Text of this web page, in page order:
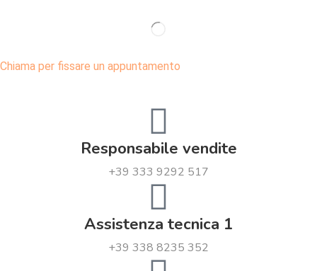
Chiama per fissare un appuntamento
Responsabile vendite
+39 333 9292 517
Assistenza tecnica 1
+39 338 8235 352